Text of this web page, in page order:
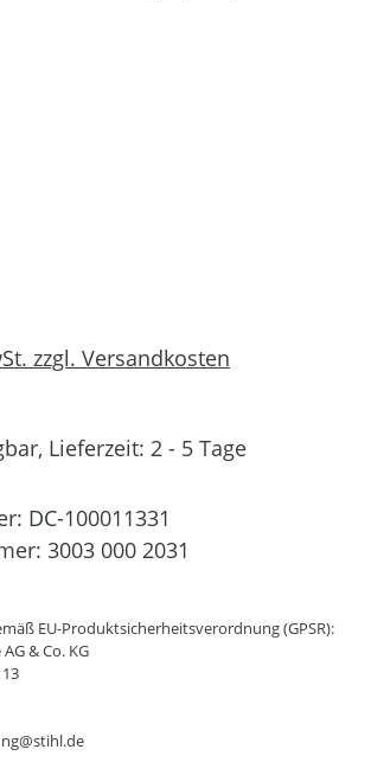
zzgl. Versandkosten
Lieferzeit: 2 - 5 Tage
DC-100011331
3003 000 2031
EU-Produktsicherheitsverordnung (GPSR):
& Co. KG